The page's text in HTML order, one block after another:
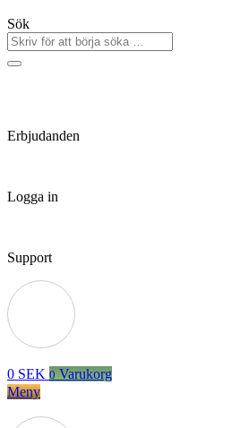
Sök
Erbjudanden
Logga in
Support
0 SEK 0 Varukorg
Meny